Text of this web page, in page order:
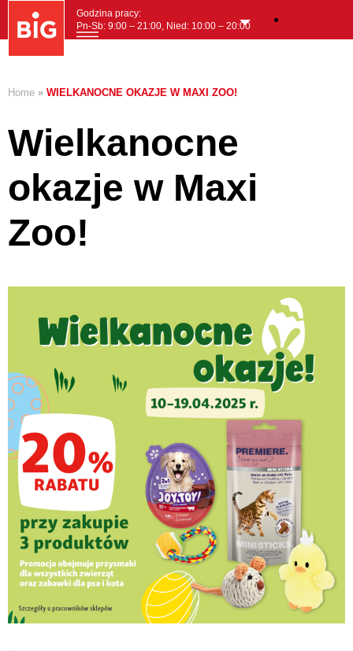
Godzina pracy:
Pn-Sb: 9:00 – 21:00, Nied: 10:00 – 20:00
Home » WIELKANOCNE OKAZJE W MAXI ZOO!
Wielkanocne
okazje w Maxi
Zoo!